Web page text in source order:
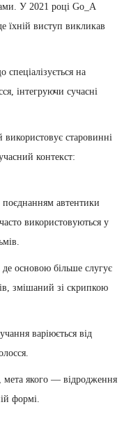
У 2021 році Go_A
їхній виступ викликав
на
інтегруючи сучасні
старовинні
контекст:
автентики
використовуються у
основою більше слугує
змішаний зі скрипкою
варіюється від
якого — відродження
формі.